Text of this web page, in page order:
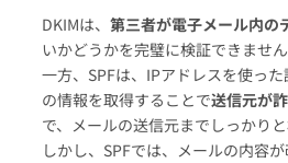
DKIMは、 第三者が電子メール内の
いかどうかを完璧に検証できません
一方、SPFは、IPアドレスを使っ
の情報を取得することで送信元が
で、メールの送信元までしっかりと
しかし、SPFでは、メールの内容